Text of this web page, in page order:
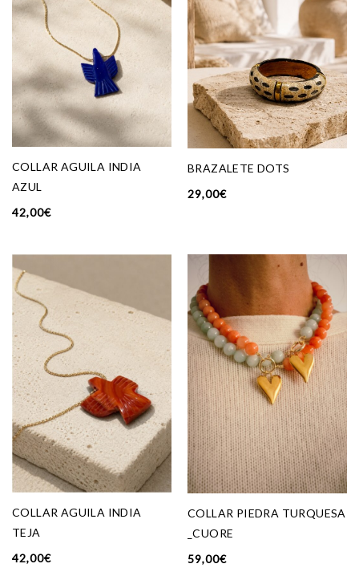
COLLAR AGUILA INDIA
AZUL
42,00€
BRAZALETE DOTS
29,00€
COLLAR AGUILA INDIA
TEJA
42,00€
COLLAR PIEDRA TURQUESA
_CUORE
59,00€